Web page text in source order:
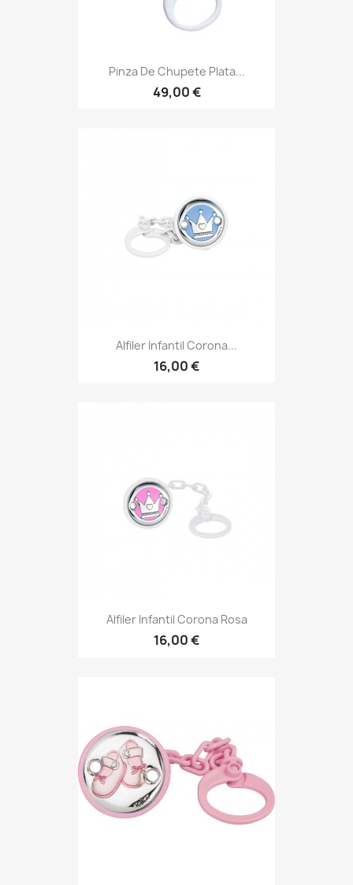
Pinza De Chupete Plata...
49,00 €
Alfiler Infantil Corona...
16,00 €
Alfiler Infantil Corona Rosa
16,00 €